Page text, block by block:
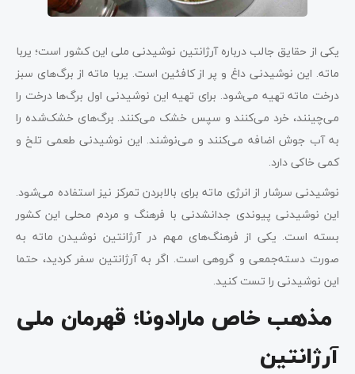
یکی از حقایق جالب درباره آرژانتین نوشیدنی ملی این کشور است؛ یربا
ماته. این نوشیدنی‌ داغ و پر از کافئین است. یربا ماته از برگ‌های سبز
درخت ماته تهیه می‌شود. برای تهیه این نوشیدنی اول برگ‌ها درخت را
می‌چینند، خرد می‌کنند و سپس خشک می‌کنند. برگ‌های خشک‌شده را
به آب جوش اضافه می‌کنند و می‌نوشند. این نوشیدنی طعمی تلخ و
کمی خاکی دارد.
نوشیدنی سرشار از انرژی ماته برای بالابردن تمرکز نیز استفاده می‌شود.
این نوشیدنی پیوندی جدانشدنی با فرهنگ و مردم محلی این کشور
بسته است. یکی از فرهنگ‌های مهم در آرژانتین نوشیدن ماته به
صورت دسته‌جمعی و گروهی است. اگر به آرژانتین سفر کردید، حتما
این نوشیدنی را تست کنید.
مذهب خاص مارادونا؛ قهرمان ملی
آرژانتین